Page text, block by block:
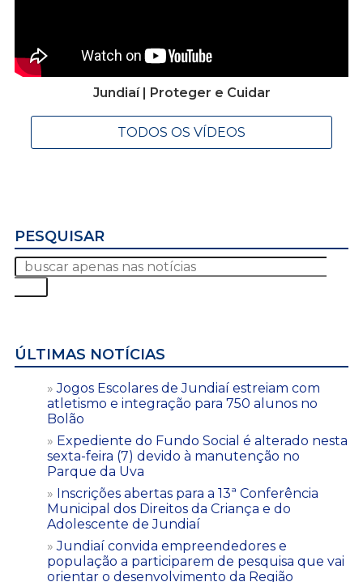
Jundiaí | Proteger e Cuidar
TODOS OS VÍDEOS
PESQUISAR
ÚLTIMAS NOTÍCIAS
Jogos Escolares de Jundiaí estreiam com
atletismo e integração para 750 alunos no
Bolão
Expediente do Fundo Social é alterado nesta
sexta-feira (7) devido à manutenção no
Parque da Uva
Inscrições abertas para a 13ª Conferência
Municipal dos Direitos da Criança e do
Adolescente de Jundiaí
Jundiaí convida empreendedores e
população a participarem de pesquisa que vai
orientar o desenvolvimento da Região